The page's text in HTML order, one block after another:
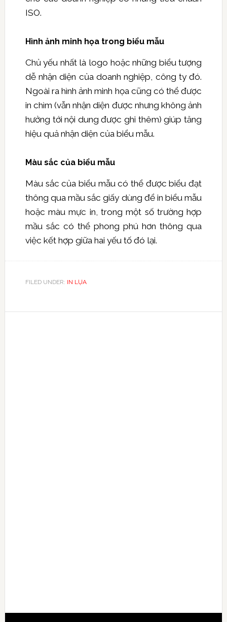
ISO.
Hình ảnh minh họa trong biểu mẫu
Chủ yếu nhất là logo hoặc những biểu tượng
dễ nhận diện của doanh nghiệp, công ty đó.
Ngoài ra hình ảnh minh họa cũng có thể được
in chìm (vẫn nhận diện được nhưng không ảnh
hưởng tới nội dung được ghi thêm) giúp tăng
hiệu quả nhận diện của biểu mẫu.
Màu sắc của biểu mẫu
Màu sắc của biểu mẫu có thể được biểu đạt
thông qua mầu sắc giấy dùng để in biểu mẫu
hoặc màu mực in, trong một số trường hợp
mầu sắc có thể phong phú hơn thông qua
việc kết hợp giữa hai yếu tố đó lại.
FILED UNDER: IN LỤA